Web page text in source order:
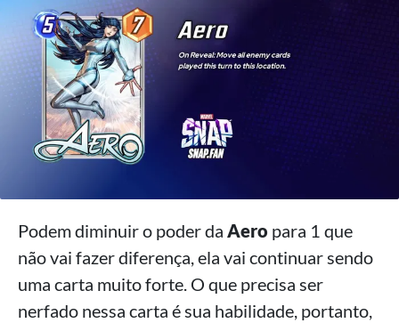
Podem diminuir o poder da Aero para 1 que
não vai fazer diferença, ela vai continuar sendo
uma carta muito forte. O que precisa ser
nerfado nessa carta é sua habilidade, portanto,